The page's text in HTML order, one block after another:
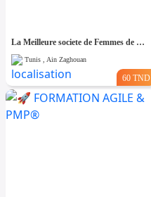
La Meilleure societe de Femmes de Ménage A Ain zaghouane
Tunis , Ain Zaghouan
60 TND